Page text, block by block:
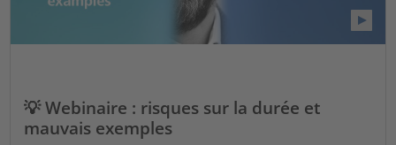
💡 Webinaire : risques sur la durée et
mauvais exemples